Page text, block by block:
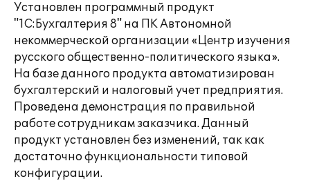
Установлен программный продукт
"1С:Бухгалтерия 8" на ПК Автономной
некоммерческой организации «Центр изучения
русского общественно-политического языка».
На базе данного продукта автоматизирован
бухгалтерский и налоговый учет предприятия.
Проведена демонстрация по правильной
работе сотрудникам заказчика. Данный
продукт установлен без изменений, так как
достаточно функциональности типовой
конфигурации.